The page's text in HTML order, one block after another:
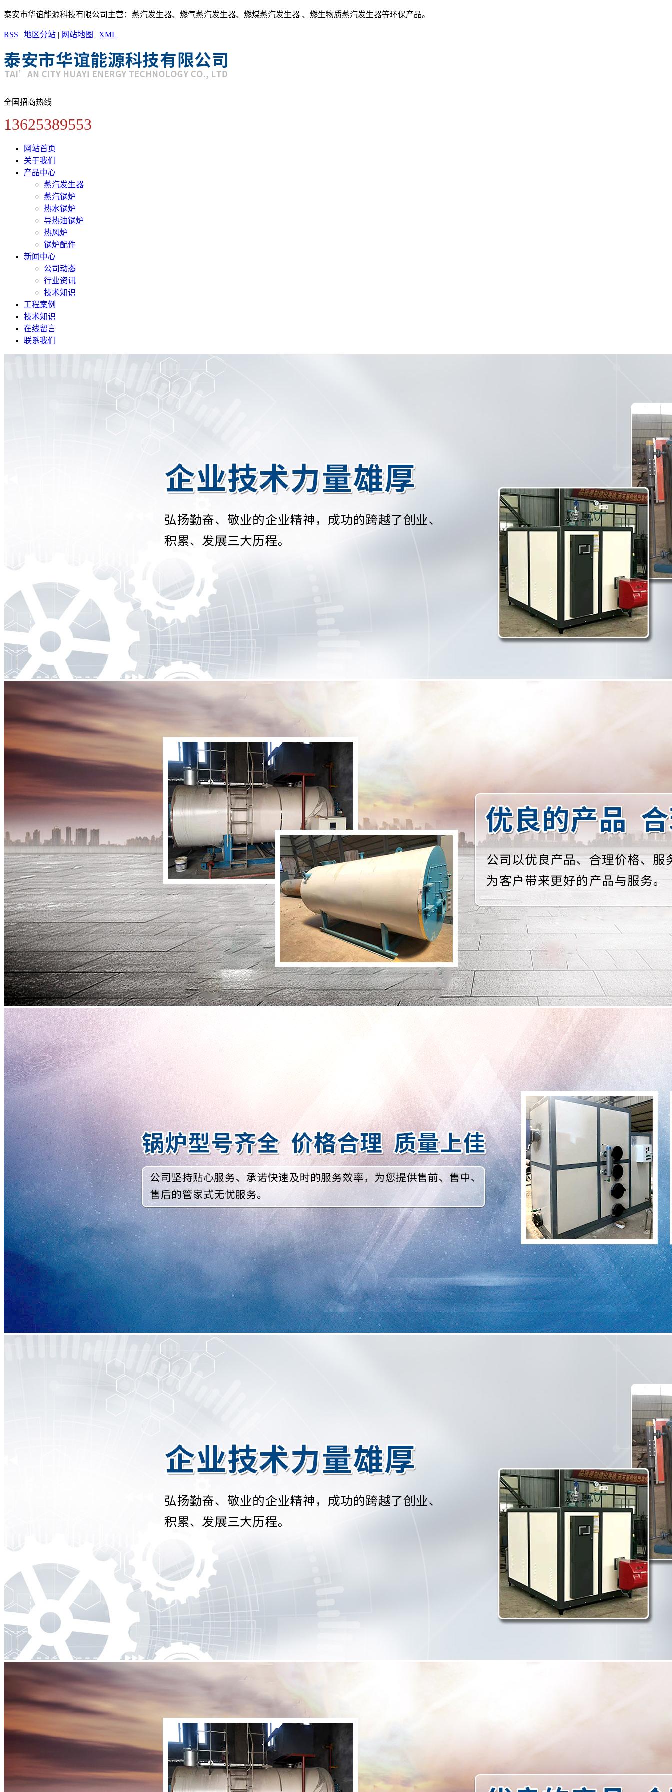
泰安市华谊能源科技有限公司主营：蒸汽发生器、燃气蒸汽发生器、燃煤蒸汽发生器 、燃生物质蒸汽发生器等环保产品。
RSS | 地区分站 | 网站地图 | XML
全国招商热线
13625389553
网站首页
关于我们
产品中心
蒸汽发生器
蒸汽锅炉
热水锅炉
导热油锅炉
热风炉
锅炉配件
新闻中心
公司动态
行业资讯
技术知识
工程案例
技术知识
在线留言
联系我们